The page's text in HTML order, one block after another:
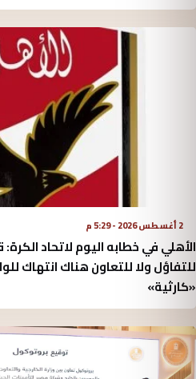
2 أغسطس 2026 - 5:29 م
الأهلي في خطابه اليوم لاتحاد الكرة:‏
للتفاؤل ولا للتعاون هناك انتهاك
«كارثية»‏